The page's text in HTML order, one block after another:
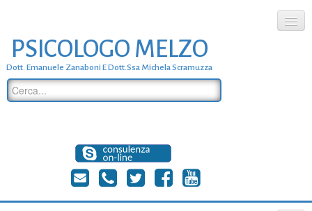
chi siamo
dove siamo
dott. Emanuele Zanaboni
dott.ssa michela scramuzza
PSICOLOGO MELZO
Dott. Emanuele Zanaboni E Dott.ssa Michela Scramuzza